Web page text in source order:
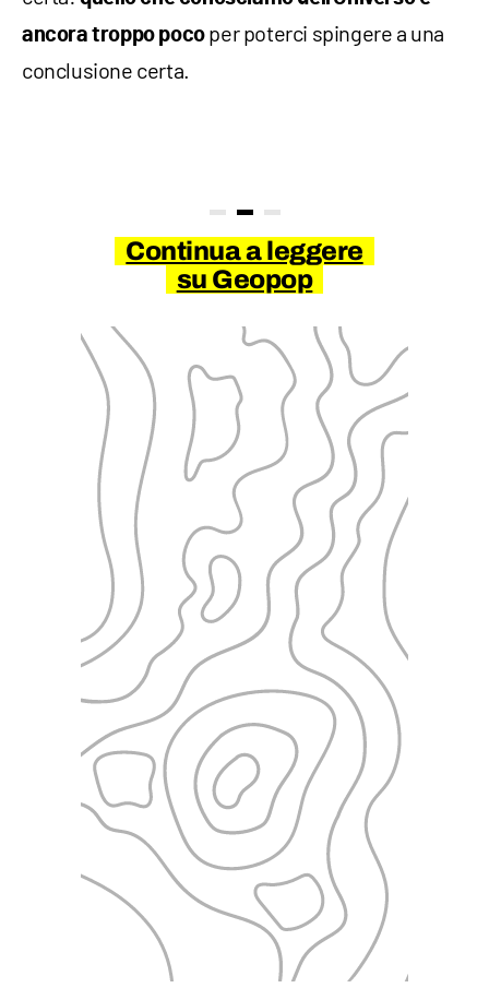
ancora troppo pocoper poterci spingere a una
conclusione certa.
Continua a leggere
su Geopop